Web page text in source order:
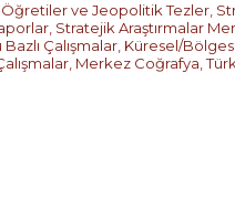
ve Jeopolitik Tezler,
, Stratejik Araştırmalar
Bazlı Çalışmalar, Küresel/
, Merkez Coğrafya,